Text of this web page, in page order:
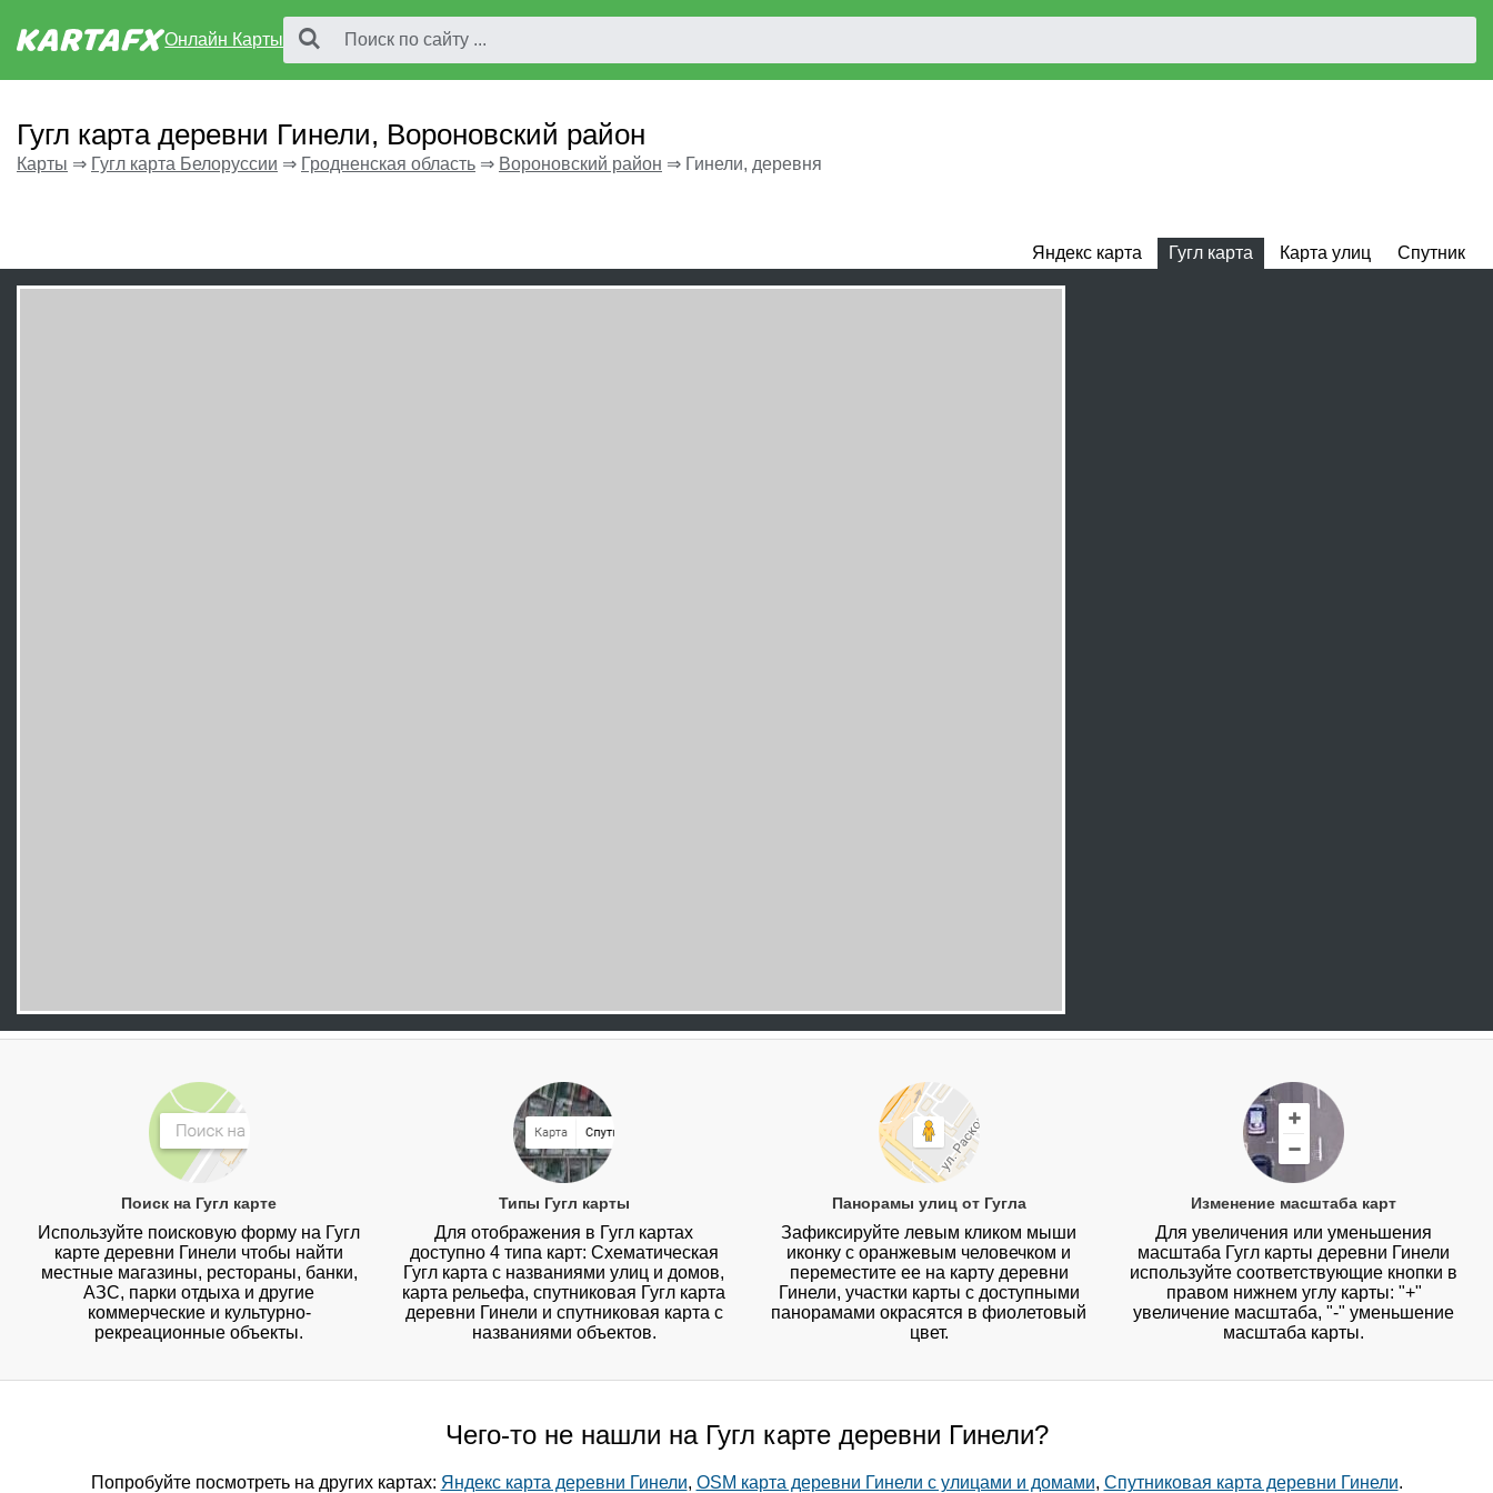
Онлайн Карты
Гугл карта деревни Гинели, Вороновский район
Карты ⇒ Гугл карта Белоруссии ⇒ Гродненская область ⇒ Вороновский район ⇒ Гинели, деревня
Яндекс карта Гугл карта Карта улиц Спутник
Поиск на Гугл карте
Используйте поисковую форму на Гугл
карте деревни Гинели чтобы найти
местные магазины, рестораны, банки,
АЗС, парки отдыха и другие
коммерческие и культурно-
рекреационные объекты.
Типы Гугл карты
Для отображения в Гугл картах
доступно 4 типа карт: Схематическая
Гугл карта с названиями улиц и домов,
карта рельефа, спутниковая Гугл карта
деревни Гинели и спутниковая карта с
названиями объектов.
Панорамы улиц от Гугла
Зафиксируйте левым кликом мыши
иконку с оранжевым человечком и
переместите ее на карту деревни
Гинели, участки карты с доступными
панорамами окрасятся в фиолетовый
цвет.
Изменение масштаба карт
Для увеличения или уменьшения
масштаба Гугл карты деревни Гинели
используйте соответствующие кнопки в
правом нижнем углу карты: "+"
увеличение масштаба, "-" уменьшение
масштаба карты.
Чего-то не нашли на Гугл карте деревни Гинели?
Попробуйте посмотреть на других картах: Яндекс карта деревни Гинели, OSM карта деревни Гинели с улицами и домами, Спутниковая карта деревни Гинели.